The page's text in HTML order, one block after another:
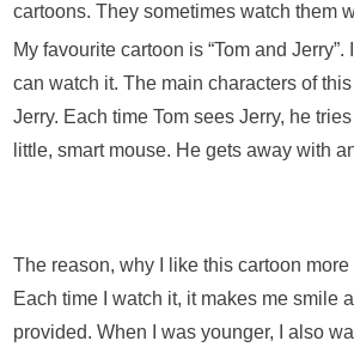
cartoons. They sometimes watch them
My favourite cartoon is “Tom and
can watch it. The main characters of
Jerry. Each time Tom sees Jerry, he
little, smart mouse. He gets away with
The reason, why I like this cartoon
Each time I watch it, it makes me smile
provided. When I was younger, I also